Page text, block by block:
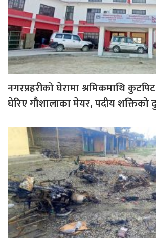
नगरप्रहरीको घेरामा श्रमिकमाथि
घेरिए गौशालाका मेयर, पदीय